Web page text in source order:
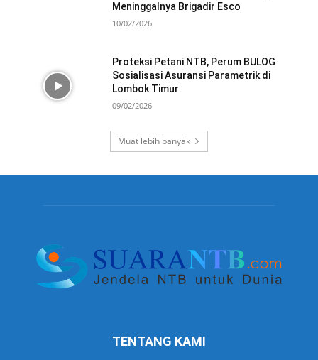
Meninggalnya Brigadir Esco
10/02/2026
Proteksi Petani NTB, Perum BULOG
Sosialisasi Asuransi Parametrik di
Lombok Timur
09/02/2026
Muat lebih banyak
TENTANG KAMI